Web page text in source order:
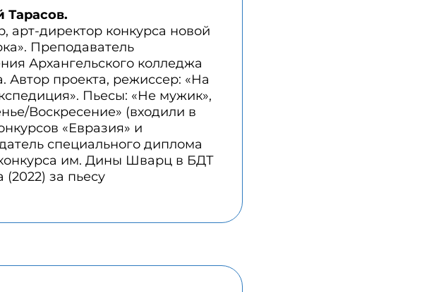
Тарасов.
арт-директор конкурса новой
Преподаватель
Архангельского колледжа
Автор проекта, режиссер: «На
Пьесы: «Не мужик»,
Воскресение» (входили в
«Евразия» и
специального диплома
им. Дины Шварц в БДТ
(2022) за пьесу